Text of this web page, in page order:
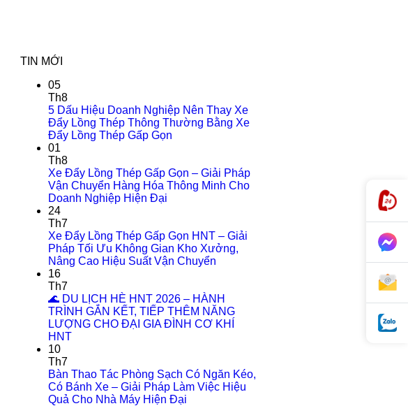
TIN MỚI
05
Th8
5 Dấu Hiệu Doanh Nghiệp Nên Thay Xe
Đẩy Lồng Thép Thông Thường Bằng Xe
Đẩy Lồng Thép Gấp Gọn
01
Th8
Xe Đẩy Lồng Thép Gấp Gọn – Giải Pháp
Vận Chuyển Hàng Hóa Thông Minh Cho
Doanh Nghiệp Hiện Đại
24
Th7
Xe Đẩy Lồng Thép Gấp Gọn HNT – Giải
Pháp Tối Ưu Không Gian Kho Xưởng,
Nâng Cao Hiệu Suất Vận Chuyển
16
Th7
🌊 DU LỊCH HÈ HNT 2026 – HÀNH
TRÌNH GẮN KẾT, TIẾP THÊM NĂNG
LƯỢNG CHO ĐẠI GIA ĐÌNH CƠ KHÍ
HNT
10
Th7
Bàn Thao Tác Phòng Sạch Có Ngăn Kéo,
Có Bánh Xe – Giải Pháp Làm Việc Hiệu
Quả Cho Nhà Máy Hiện Đại